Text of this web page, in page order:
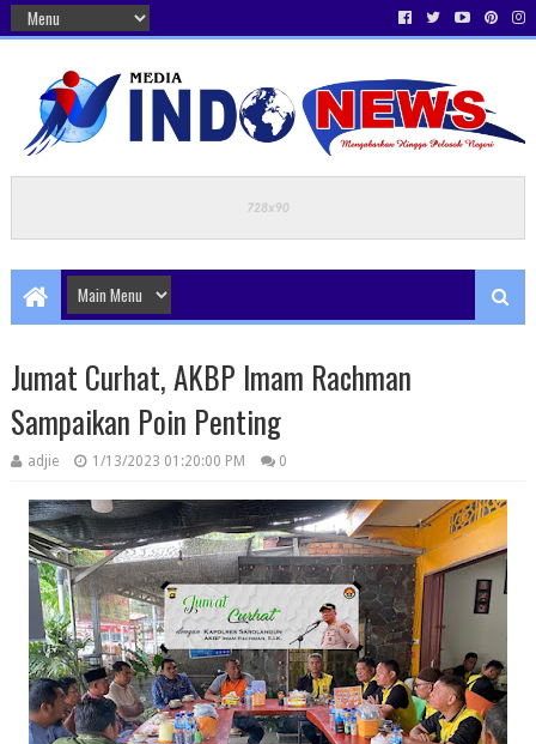
Jumat Curhat, AKBP Imam Rachman
Sampaikan Poin Penting
adjie 1/13/2023 01:20:00 PM 0